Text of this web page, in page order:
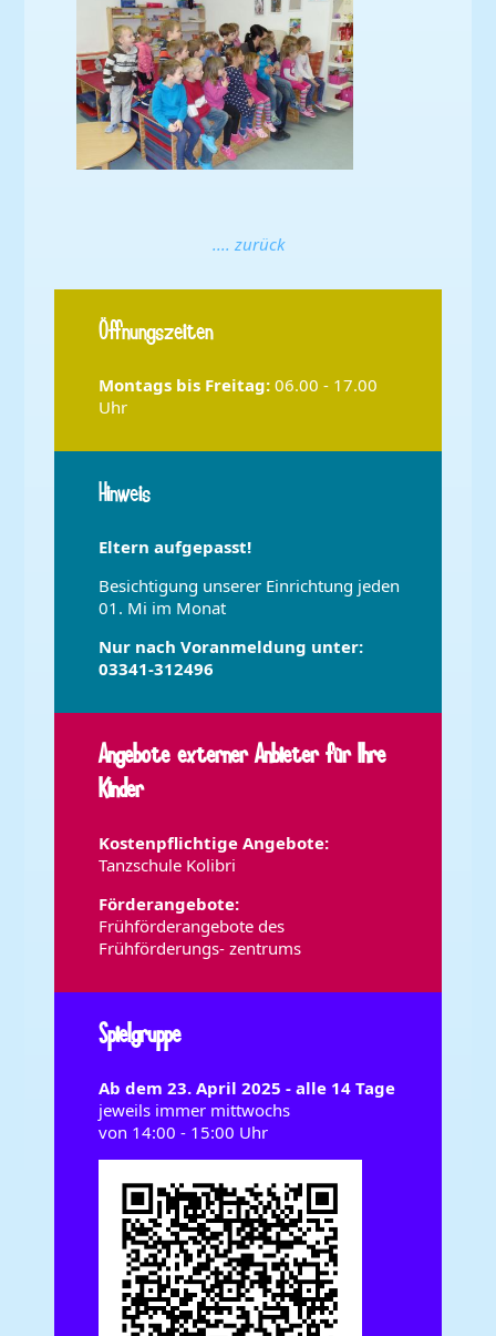
.... zurück
Öffnungszeiten
Montags bis Freitag: 06.00 - 17.00
Uhr
Hinweis
Eltern aufgepasst!
Besichtigung unserer Einrichtung jeden
01. Mi im Monat
Nur nach Voranmeldung unter:
03341-312496
Angebote externer Anbieter für Ihre
Kinder
Kostenpflichtige Angebote:
Tanzschule Kolibri
Förderangebote:
Frühförderangebote des
Frühförderungs- zentrums
Spielgruppe
Ab dem 23. April 2025 - alle 14 Tage
jeweils immer mittwochs
von 14:00 - 15:00 Uhr